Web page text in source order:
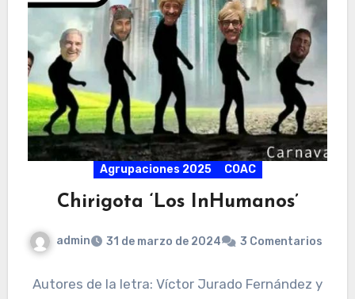
Agrupaciones 2025 COAC
Chirigota ‘Los InHumanos’
admin 31 de marzo de 2024 3 Comentarios
Autores de la letra: Víctor Jurado Fernández y